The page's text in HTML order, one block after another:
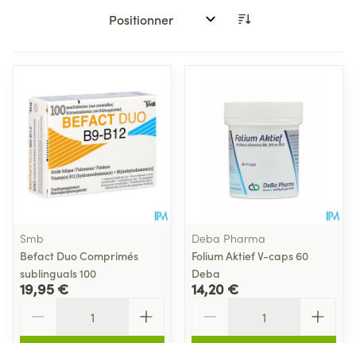
Trier par:
Smb
Befact Duo Comprimés
sublinguals 100
19,95 €
Deba Pharma
Folium Aktief V-caps 60
Deba
14,20 €